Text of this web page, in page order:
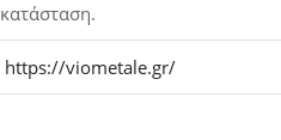
κατάσταση.
https://viometale.gr/